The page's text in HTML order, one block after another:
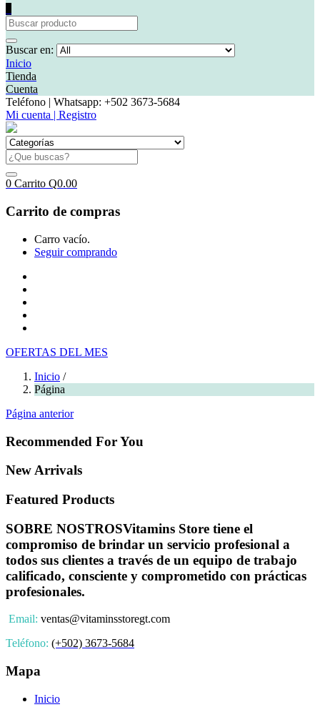
Buscar en:
Inicio
Tienda
Cuenta
Teléfono | Whatsapp: +502 3673-5684
Mi cuenta | Registro
0 Carrito Q0.00
Carrito de compras
Carro vacío.
Seguir comprando
OFERTAS DEL MES
Inicio /
Página
Página anterior
Recommended For You
New Arrivals
Featured Products
SOBRE NOSTROSVitamins Store tiene el
compromiso de brindar un servicio profesional a
todos sus clientes a través de un equipo de trabajo
calificado, consciente y comprometido con prácticas
profesionales.
Email: ventas@vitaminsstoregt.com
Teléfono: (+502) 3673-5684
Mapa
Inicio